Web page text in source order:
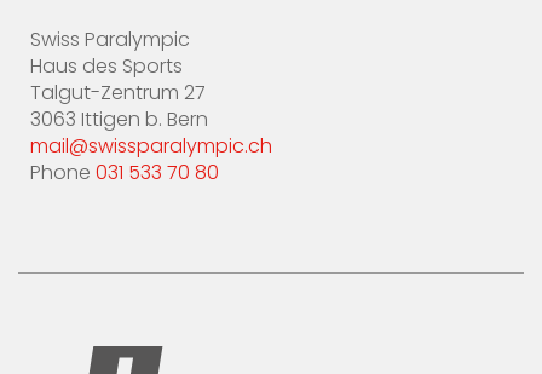
Swiss Paralympic
Haus des Sports
Talgut-Zentrum 27
3063 Ittigen b. Bern
mail@swissparalympic.ch
Phone 031 533 70 80